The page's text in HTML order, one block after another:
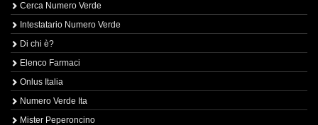
Cerca Numero Verde
Intestatario Numero Verde
Di chi è?
Elenco Farmaci
Onlus Italia
Numero Verde Ita
Mister Peperoncino